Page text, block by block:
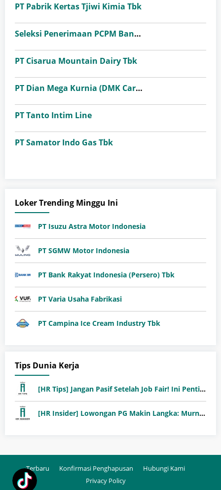
PT Pabrik Kertas Tjiwi Kimia Tbk
Seleksi Penerimaan PCPM Bank Indonesia Angkatan 41
PT Cisarua Mountain Dairy Tbk
PT Dian Mega Kurnia (DMK Cargo)
PT Tanto Intim Line
PT Samator Indo Gas Tbk
Loker Trending Minggu Ini
PT Isuzu Astra Motor Indonesia
PT SGMW Motor Indonesia
PT Bank Rakyat Indonesia (Persero) Tbk
PT Varia Usaha Fabrikasi
PT Campina Ice Cream Industry Tbk
Tips Dunia Kerja
[HR Tips] Jangan Pasif Setelah Job Fair! Ini Pentingnya Follow-Up Setelah Job Fair
[HR Insider] Lowongan PG Makin Langka: Murni Seleksi atau Jalur Orang Dalam?
Terbaru Konfirmasi Penghapusan
Hubungi Kami
Privacy Policy